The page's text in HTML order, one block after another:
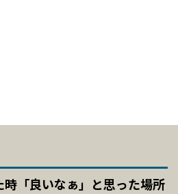
「良いなぁ」と思った場所